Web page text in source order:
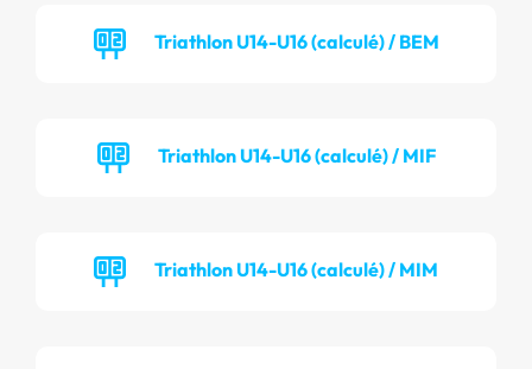
Triathlon U14-U16 (calculé) / BEM
Triathlon U14-U16 (calculé) / MIF
Triathlon U14-U16 (calculé) / MIM